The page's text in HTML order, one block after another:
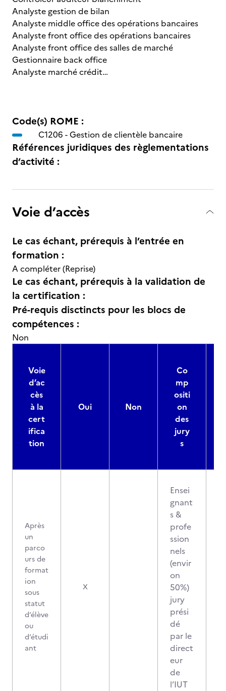
Analyste gestion de bilan
Analyste middle office des opérations bancaires
Analyste front office des opérations bancaires
Analyste front office des salles de marché
Gestionnaire back office
Analyste marché crédit…
Code(s) ROME :
C1206 -Gestion de clientèle bancaire
Références juridiques des règlementations
d’activité :
Voie d’accès
Le cas échant, prérequis à l’entrée en
formation :
A compléter (Reprise)
Le cas échant, prérequis à la validation de
la certification :
Pré-requis disctincts pour les blocs de
compétences :
Non
Voie
d’ac
cès
à la
cert
ifica
tion
Oui Non
Co
mp
ositi
on
des
jury
s
Après
un
parco
urs de
format
ion
sous
statut
d’élève
ou
d’étudi
ant
X
Ensei
gnant
s &
profe
ssion
nels
(envir
on
50%)
jury
prési
dé
par le
direct
eur
de
l’IUT